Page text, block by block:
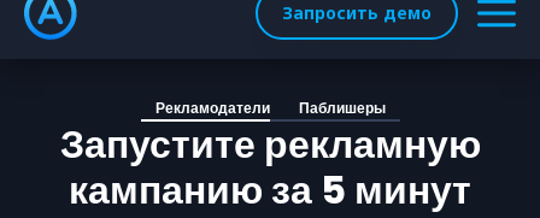
Запросить демо
Рекламодатели Паблишеры
Запустите рекламную
кампанию за 5 минут